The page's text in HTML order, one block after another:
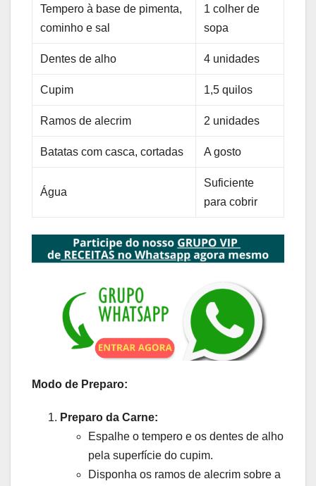
Tempero à base de pimenta,
cominho e sal
1 colher de
sopa
Dentes de alho 4 unidades
Cupim 1,5 quilos
Ramos de alecrim 2 unidades
Batatas com casca, cortadas A gosto
Água
Suficiente
para cobrir
Modo de Preparo:
Preparo da Carne:
Espalhe o tempero e os dentes de alho
pela superfície do cupim.
Disponha os ramos de alecrim sobre a